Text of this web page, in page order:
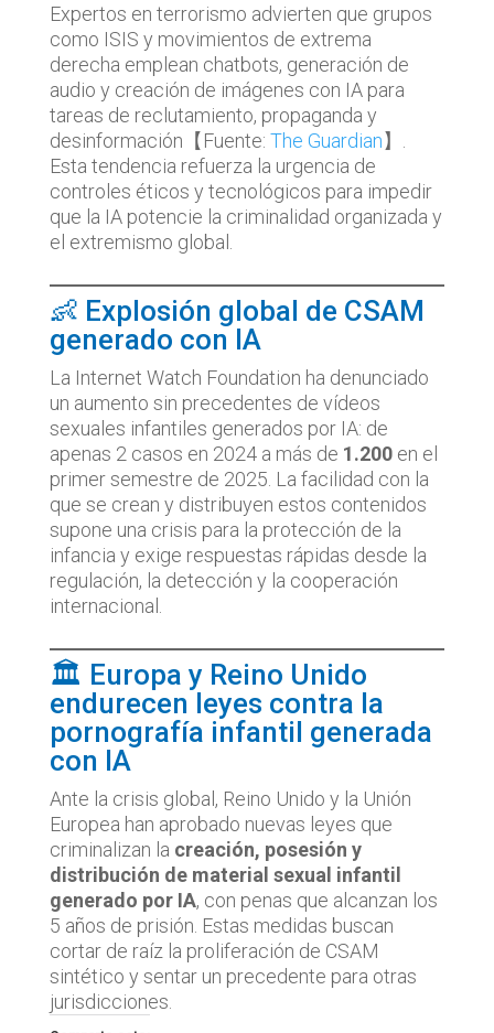
Expertos en terrorismo advierten que grupos
como ISIS y movimientos de extrema
derecha emplean chatbots, generación de
audio y creación de imágenes con IA para
tareas de reclutamiento, propaganda y
desinformación【Fuente: The Guardian】.
Esta tendencia refuerza la urgencia de
controles éticos y tecnológicos para impedir
que la IA potencie la criminalidad organizada y
el extremismo global.
👶 Explosión global de CSAM
generado con IA
La Internet Watch Foundation ha denunciado
un aumento sin precedentes de vídeos
sexuales infantiles generados por IA: de
apenas 2 casos en 2024 a más de 1.200en el
primer semestre de 2025. La facilidad con la
que se crean y distribuyen estos contenidos
supone una crisis para la protección de la
infancia y exige respuestas rápidas desde la
regulación, la detección y la cooperación
internacional.
🏛️ Europa y Reino Unido
endurecen leyes contra la
pornografía infantil generada
con IA
Ante la crisis global, Reino Unido y la Unión
Europea han aprobado nuevas leyes que
criminalizan la creación, posesión y
distribución de material sexual infantil
generado por IA, con penas que alcanzan los
5 años de prisión. Estas medidas buscan
cortar de raíz la proliferación de CSAM
sintético y sentar un precedente para otras
jurisdicciones.